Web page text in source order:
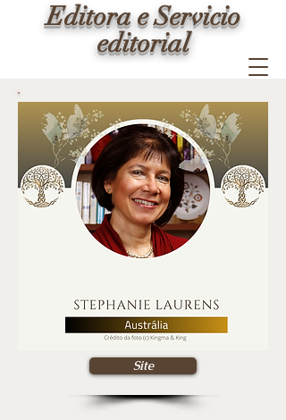
Editora e Servicio
editorial
Site